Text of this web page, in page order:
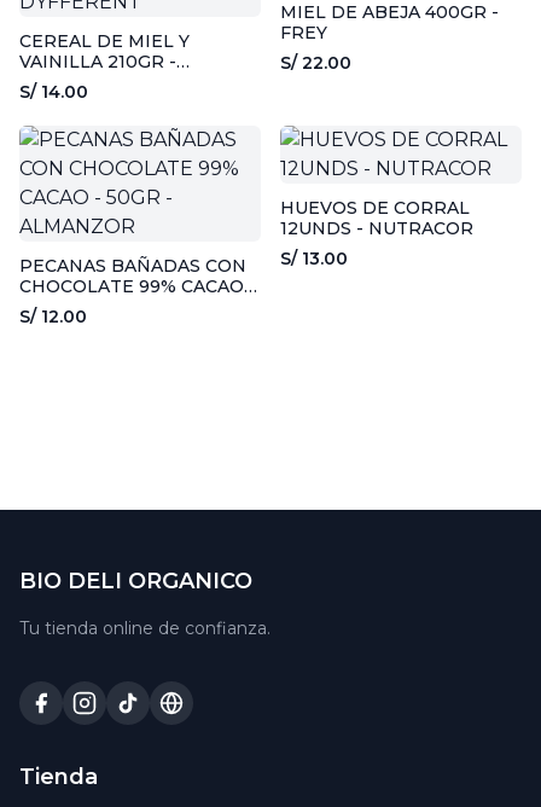
CEREAL DE MIEL Y
VAINILLA 210GR -
DYFFERENT
S/ 14.00
MIEL DE ABEJA 400GR -
FREY
S/ 22.00
PECANAS BAÑADAS CON
CHOCOLATE 99% CACAO -
50GR - ALMANZOR
S/ 12.00
HUEVOS DE CORRAL
12UNDS - NUTRACOR
S/ 13.00
BIO DELI ORGANICO
Tu tienda online de confianza.
Tienda